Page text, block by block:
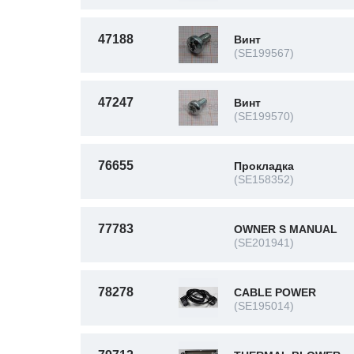
47188
Винт
(SE199567)
47247
Винт
(SE199570)
76655
Прокладка
(SE158352)
77783
OWNER S MANUAL
(SE201941)
78278
CABLE POWER
(SE195014)